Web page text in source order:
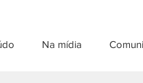
Na mídia